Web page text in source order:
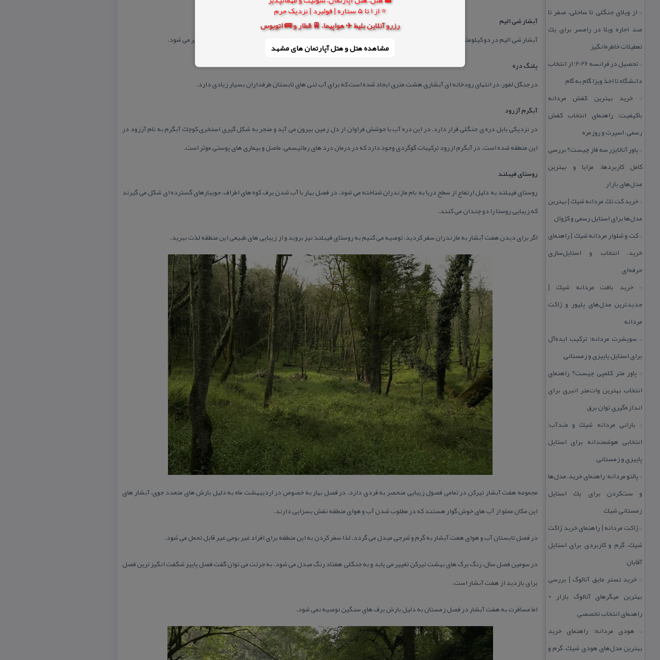
⭐ از 1 تا 5 ستاره | فولبرد | نزدیک حرم
رزرو آنلاین بلیط ✈️ هواپیما، 🚆 قطار و 🚌 اتوبوس
مشاهده هتل و هتل‌ آپارتمان های مشهد
:: از ویلای جنگلی تا ساحلی، صفر تا
صد اجاره ویلا در رامسر برای یك
تعطیلات خاطره‌انگیز
::
تحصیل در فرانسه 2026؛ از انتخاب
دانشگاه تا اخذ ویزا گام به گام
::خرید بهترین كفش مردانه
باكیفیت؛ راهنمای انتخاب كفش
رسمی، اسپرت و روزمره
:: پاور آنالایزر سه فاز چیست؟ بررسی
كامل كاربردها، مزایا و بهترین
مدل‌های بازار
::خرید كت تك مردانه شیك | بهترین
مدل‌ها برای استایل رسمی و كژوال
::كت و شلوار مردانه شیك | راهنمای
خرید، انتخاب و استایل‌سازی
حرفه‌ای
::خرید بافت مردانه شیك |
جدیدترین مدل‌های پلیور و ژاكت
مردانه
:: سویشرت مردانه؛ تركیب ایده‌آل
برای استایل پاییزی و زمستانی
:: پاور متر كلمپی چیست؟ راهنمای
انتخاب بهترین وات‌متر انبری برای
اندازه‌گیری توان برق
:: بارانی مردانه شیك و ضدآب؛
انتخابی هوشمندانه برای استایل
پاییزی و زمستانی
:: پالتو مردانه؛ راهنمای خرید، مدل‌ها
و ست‌كردن برای یك استایل
زمستانی شیك
::ژاكت مردانه | راهنمای خرید ژاكت
شیك، گرم و كاربردی برای استایل
آقایان
:: خرید تستر عایق آنالوگ | بررسی
بهترین میگرهای آنالوگ بازار +
راهنمای انتخاب تخصصی
:: هودی مردانه؛ راهنمای خرید
بهترین مدل‌های هودی شیك، گرم و
آبشار شی الیم
آبشار شی الیم در دو كیلومتری جنوب شرقی روستای گاوزن در شهرستان بابل قرار دارد. این آبشار از صخره ای با ارتفاع 30 متری سرازیر می شود.
پلنگ دره
در جنگل لفور، در انتهای رودخانه ای آبشاری هشت متری ایجاد شده است كه برای آب تنی های تابستان طرفداران بسیار زیادی دارد.
آبگرم آزرود
در نزدیكی بابل دره ی جنگلی قرار دارد. در این دره آب با جوشش فراوان از دل زمین بیرون می آید و منجر به شكل گیری استخری كوچك آبگرم به نام آرزود در
این منطقه شده است. در آبگرم ازرود تركیبات گوگردی وجود دارد كه در درمان درد های رماتیسمی، ماصل و بیماری های پوستی موثر است.
روستای فیبلند
روستای فیبلند به دلیل ارتفاع از سطح دریا به بام مازندران شناخته می شود. در فصل بهار با آب شدن برف كوه های اطراف، جویبارهای گسترده ای شكل می گیرند
كه زیبایی روستا را دو چندان می كنند.
اگر برای دیدن هفت آبشار به مازندران سفر كردید، توصیه می كنیم به روستای فیبلند نیز بروید و از زیبایی های طبیعی این منطقه لذت ببرید.
مجموعه هفت آبشار تیركن در تمامی فصول زیبایی منحصر به فردی دارد. در فصل بهار به خصوص در اردیبهشت ماه به دلیل بارش های متعدد جوی، آبشار های
این مكان مملو از آب های خوش گوار هستند كه در مطلوب شدن آب و هوای منطقه نقش بسزایی دارند.
در فصل تابستان آب و هوای هفت آبشار به گرم و شرجی مبدل می گردد. لذا سفر كردن به این منطقه برای افراد غیر بومی غیر قابل تحمل می شود.
در سومین فصل سال، رنگ برگ های بهشت تیركن تغییر می یابد و به جنگلی هفتاد رنگ مبدل می شود. به جرئت می توان گفت فصل پاییز شگفت انگیز ترین فصل
برای بازدید از هفت آبشار است.
اما مسافرت به هفت آبشار در فصل زمستان به دلیل بارش برف های سنگین توصیه نمی شود.